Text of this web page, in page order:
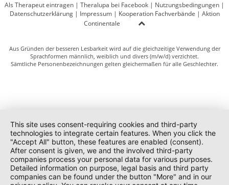
Als Therapeut eintragen | Theralupa bei Facebook | Nutzungsbedingungen |
Datenschutzerklärung| Impressum| Kooperation Fachverbände | Aktion
Continentale
Aus Gründen der besseren Lesbarkeit wird auf die gleichzeitige Verwendung der
Sprachformen männlich, weiblich und divers (m/w/d) verzichtet.
Sämtliche Personenbezeichnungen gelten gleichermaßen für alle Geschlechter.
This site uses consent-requiring cookies and third-party
technologies to integrate certain features. When you click the
"Accept All" button, these features are enabled (consent).
After consent is given, we and the involved third-party
companies process your personal data for various purposes.
Detailed information on purpose, legal basis and third party
companies can be found under the button "More" and in our